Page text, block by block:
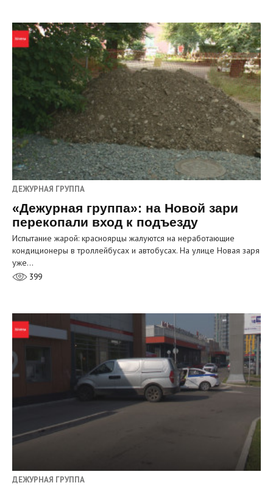
ДЕЖУРНАЯ ГРУППА
«Дежурная группа»: на Новой зари
перекопали вход к подъезду
Испытание жарой: красноярцы жалуются на неработающие
кондиционеры в троллейбусах и автобусах. На улице Новая заря
уже…
399
ДЕЖУРНАЯ ГРУППА